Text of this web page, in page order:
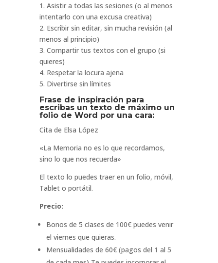
1. Asistir a todas las sesiones (o al menos
intentarlo con una excusa creativa)
2. Escribir sin editar, sin mucha revisión (al
menos al principio)
3. Compartir tus textos con el grupo (si
quieres)
4. Respetar la locura ajena
5. Divertirse sin límites
Frase de inspiración para
escribas un texto de máximo un
folio de Word por una cara:
Cita de Elsa López
«La Memoria no es lo que recordamos,
sino lo que nos recuerda»
El texto lo puedes traer en un folio, móvil,
Tablet o portátil.
Precio:
Bonos de 5 clases de 100€ puedes venir
el viernes que quieras.
Mensualidades de 60€ (pagos del 1 al 5